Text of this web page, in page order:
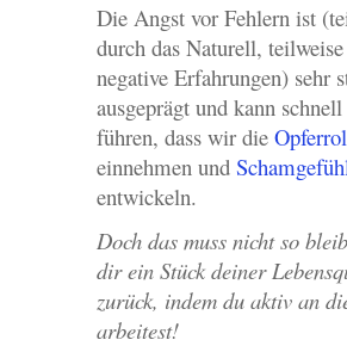
Die Angst vor Fehlern ist
durch das Naturell,
negative Erfahrungen) sehr
ausgeprägt und kann schnell
führen, dass wir die
einnehmen und
entwickeln.
Doch das muss nicht so
dir ein Stück deiner
zurück, indem du aktiv an
arbeitest!